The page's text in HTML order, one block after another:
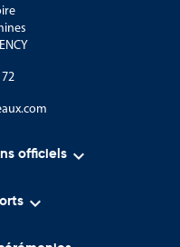
officiels 
